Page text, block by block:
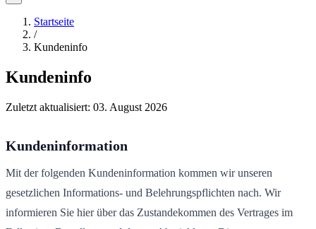
Startseite
/
Kundeninfo
Kundeninfo
Zuletzt aktualisiert: 03. August 2026
Kundeninformation
Mit der folgenden Kundeninformation kommen wir unseren
gesetzlichen Informations- und Belehrungspflichten nach. Wir
informieren Sie hier über das Zustandekommen des Vertrages im